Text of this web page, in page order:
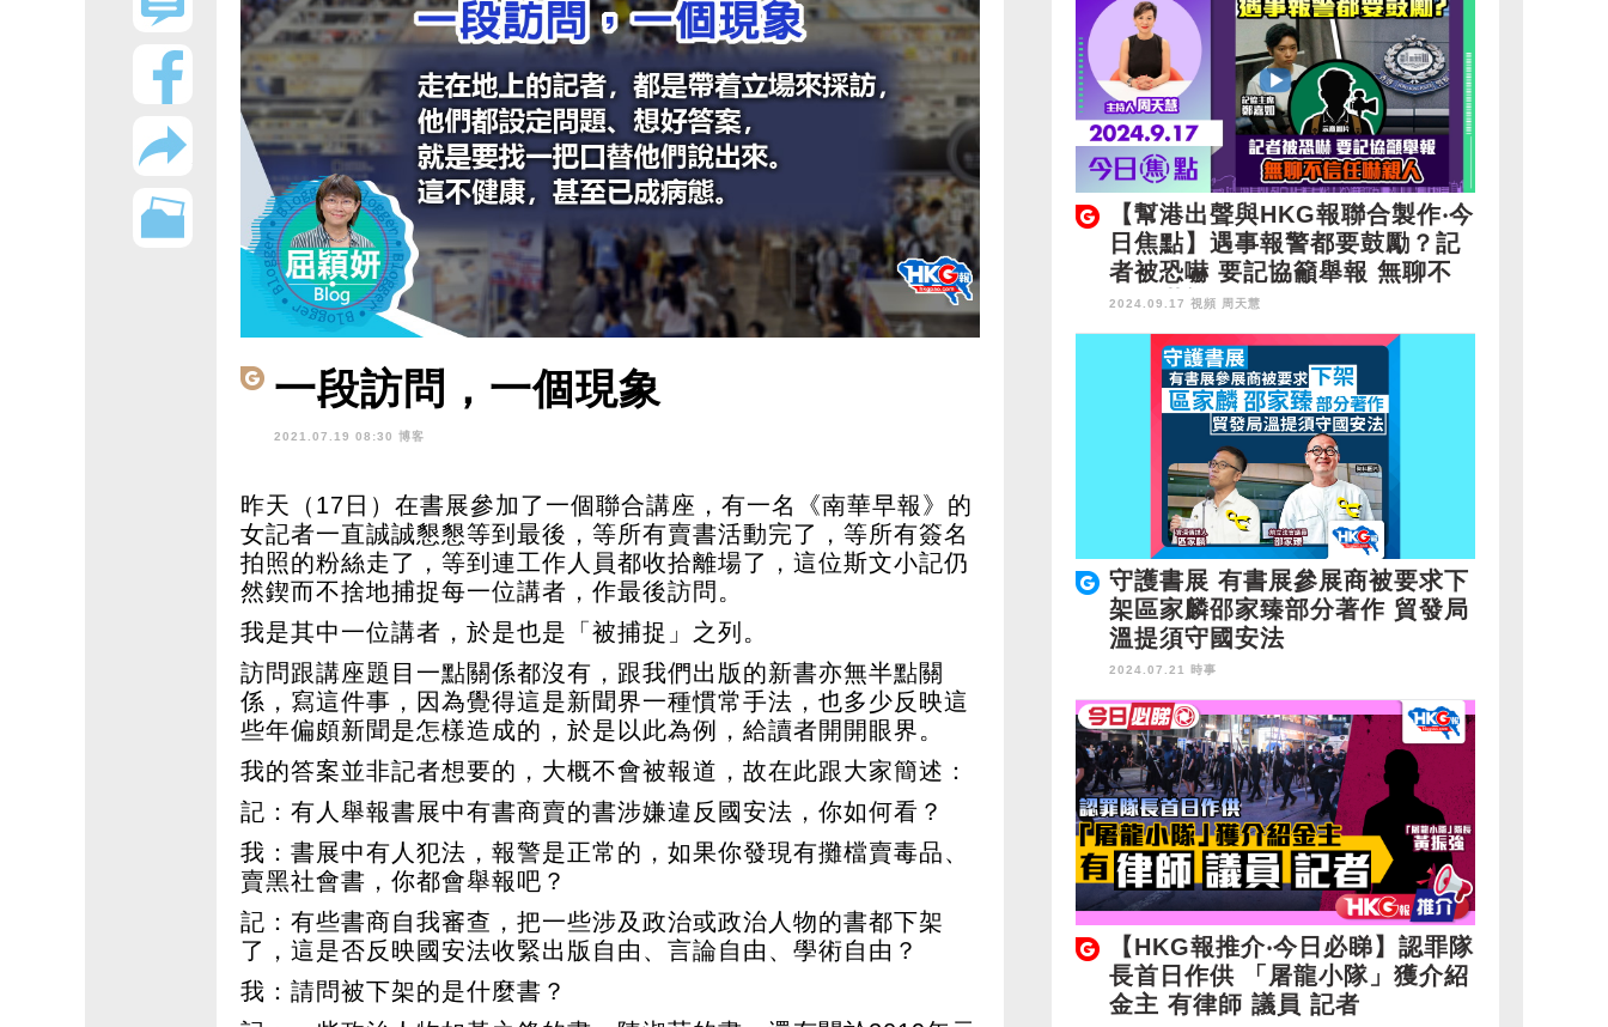
一段訪問，一個現象
2021.07.19 08:30 博客
昨天（17日）在書展參加了一個聯合講座，有一名《南華早報》的
女記者一直誠誠懇懇等到最後，等所有賣書活動完了，等所有簽名
拍照的粉絲走了，等到連工作人員都收拾離場了，這位斯文小記仍
然鍥而不捨地捕捉每一位講者，作最後訪問。
我是其中一位講者，於是也是「被捕捉」之列。
訪問跟講座題目一點關係都沒有，跟我們出版的新書亦無半點關
係，寫這件事，因為覺得這是新聞界一種慣常手法，也多少反映這
些年偏頗新聞是怎樣造成的，於是以此為例，給讀者開開眼界。
我的答案並非記者想要的，大概不會被報道，故在此跟大家簡述：
記：有人舉報書展中有書商賣的書涉嫌違反國安法，你如何看？
我：書展中有人犯法，報警是正常的，如果你發現有攤檔賣毒品、
賣黑社會書，你都會舉報吧？
記：有些書商自我審查，把一些涉及政治或政治人物的書都下架
了，這是否反映國安法收緊出版自由、言論自由、學術自由？
我：請問被下架的是什麼書？
【幫港出聲與HKG報聯合製作‧今
日焦點】遇事報警都要鼓勵？記
者被恐嚇 要記協籲舉報 無聊不
信任嚇親人
2024.09.17 視頻 周天慧
守護書展 有書展參展商被要求下
架區家麟邵家臻部分著作 貿發局
溫提須守國安法
2024.07.21 時事
【HKG報推介‧今日必睇】認罪隊
長首日作供 「屠龍小隊」獲介紹
金主 有律師 議員 記者